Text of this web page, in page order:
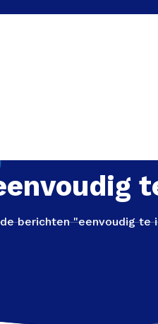
berichten "eenvoudig te